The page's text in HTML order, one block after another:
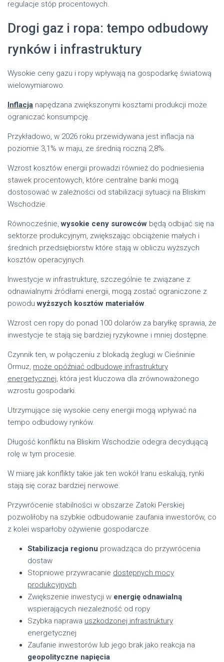
regulacje stóp procentowych.
Drogi gaz i ropa: tempo odbudowy
rynków i infrastruktury
Wysokie ceny gazu i ropy wpływają na gospodarkę światową
wielowymiarowo.
Inflacja napędzana zwiększonymi kosztami produkcji może
ograniczać konsumpcję.
Przykładowo, w 2026 roku przewidywana jest inflacja na
poziomie 3,1% w maju, ze średnią roczną 2,8%.
Wzrost kosztów energii prowadzi również do podniesienia
stawek procentowych, które centralne banki mogą
dostosować w zależności od stabilizacji sytuacji na Bliskim
Wschodzie.
Równocześnie,wysokie ceny surowców będą odbijać się na
sektorze produkcyjnym, zwiększając obciążenie małych i
średnich przedsiębiorstw które stają w obliczu wyższych
kosztów operacyjnych.
Inwestycje w infrastrukturę, szczególnie te związane z
odnawialnymi źródłami energii, mogą zostać ograniczone z
powoduwyższych kosztów materiałów.
Wzrost cen ropy do ponad 100 dolarów za baryłkę sprawia, że
inwestycje te stają się bardziej ryzykowne i mniej dostępne.
Czynnik ten, w połączeniu z blokadą żeglugi w Cieśninie
Ormuz, może opóźniać odbudowę infrastruktury
energetycznej, która jest kluczowa dla zrównoważonego
wzrostu gospodarki.
Utrzymujące się wysokie ceny energii mogą wpływać na
tempo odbudowy rynków.
Długość konfliktu na Bliskim Wschodzie odegra decydującą
rolę w tym procesie.
W miarę jak konflikty takie jak ten wokół Iranu eskalują, rynki
stają się coraz bardziej nerwowe.
Przywrócenie stabilności w obszarze Zatoki Perskiej
pozwoliłoby na szybkie odbudowanie zaufania inwestorów, co
z kolei wsparłoby ożywienie gospodarcze.
Stabilizacja regionu prowadząca do przywrócenia
dostaw
Stopniowe przywracanie dostępnych mocy
produkcyjnych
Zwiększenie inwestycji w energię odnawialną
wspierających niezależność od ropy
Szybka naprawa uszkodzonej infrastruktury
energetycznej
Zaufanie inwestorów lub jego brak jako reakcja na
geopolityczne napięcia